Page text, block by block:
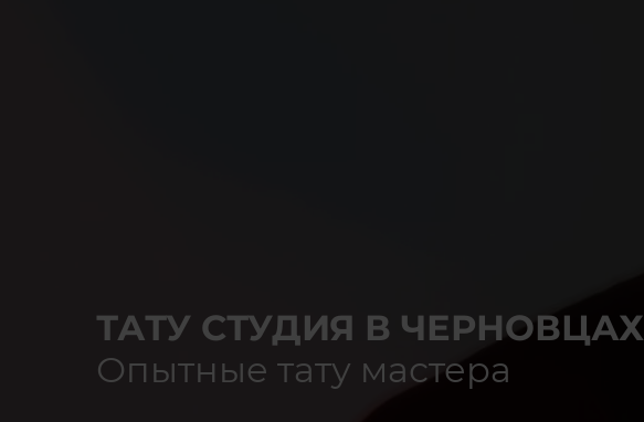
ТАТУ СТУДИЯ В ЧЕРНОВЦАХ
Опытные тату мастера